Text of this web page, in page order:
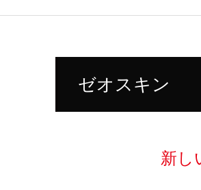
ゼオスキン
新し